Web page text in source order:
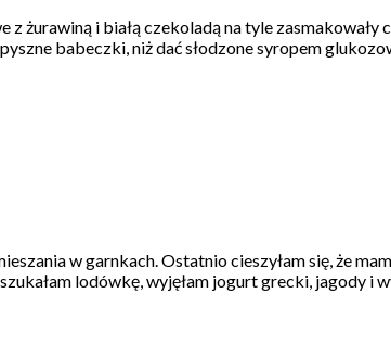
żurawiną i białą czekoladą na tyle
babeczki, niż dać słodzone syropem
w garnkach. Ostatnio cieszyłam się, że
lodówkę, wyjęłam jogurt grecki, jagody